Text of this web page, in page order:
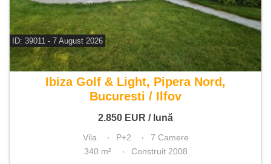
ID: 39011 - 7 August 2026
De inchiriat vila 7 camere
Ibiza Golf & Light, Pipera Nord,
Bucuresti / Ilfov
2.850 EUR / lună
Vila P+2
7 Camere
340 m²
Construit 2008